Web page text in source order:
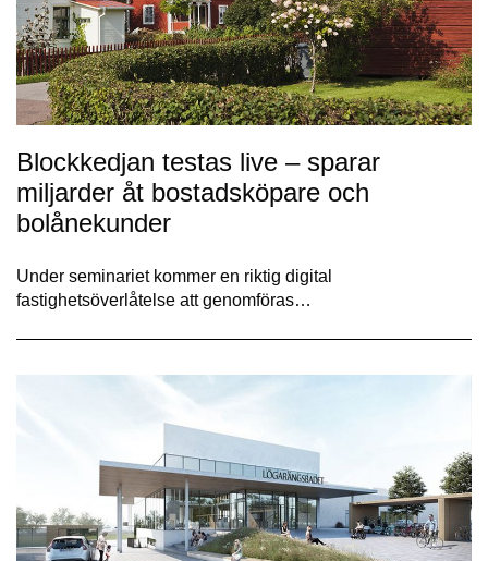
Blockkedjan testas live – sparar
miljarder åt bostadsköpare och
bolånekunder
Under seminariet kommer en riktig digital
fastighetsöverlåtelse att genomföras…